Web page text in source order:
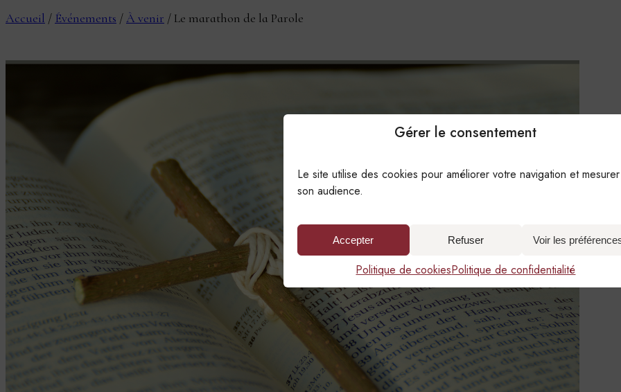
Gérer le consentement
Le site utilise des cookies pour améliorer votre navigation et mesurer
son audience.
Accepter Refuser Voir les
Politique de cookiesPolitique de confidentialité
Accueil / Événements / À venir / Le marathon de la Parole